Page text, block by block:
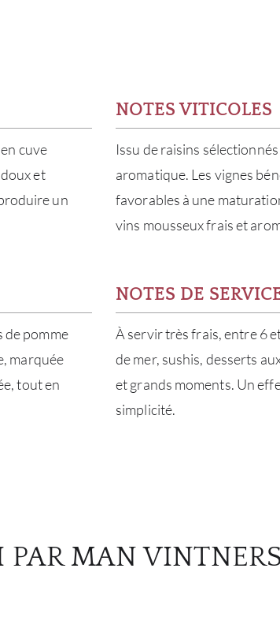
cuve
et
un
NOTES VITICOLES
Issu de raisins
aromatique. Les vignes
favorables à une
vins mousseux frais et
de pomme
marquée
tout en
NOTES DE
À servir très frais, entre 6
de mer, sushis, desserts
et grands moments. Un
simplicité.
PAR MAN